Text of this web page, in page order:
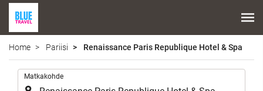
Home Pariisi Renaissance Paris Republique Hotel & Spa
Matkakohde